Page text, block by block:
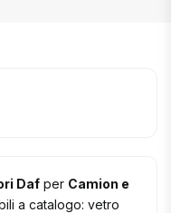
Daf per Camion e
a catalogo: vetro